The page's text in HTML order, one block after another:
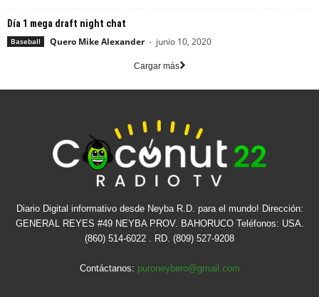
Día 1 mega draft night chat
Baseball Quero Mike Alexander - junio 10, 2020
Cargar más
Diario Digital informativo desde Neyba R.D. para el mundo! Dirección:
GENERAL REYES #49 NEYBA PROV. BAHORUCO Teléfonos: USA.
(860) 514-6022 . RD. (809) 527-9208
Contáctanos: puroneybero@gmail.com